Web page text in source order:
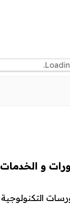
و الخدمات
التكنولوجية